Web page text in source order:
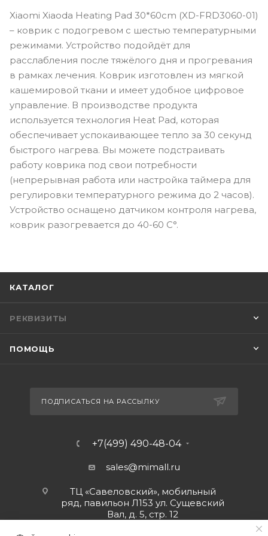
Xiaomi Xiaoda Heating Pad 30*60cm (XD-FRD3060-01)
– коврик с подогревом с шестью температурными
режимами. Устройство подойдёт для
расслабления после тяжёлого дня и прогревания
в рамках лечения. Коврик изготовлен из мягкой
кашемировой ткани и имеет удобное цифровое
управление. В производстве продукта
используется технология Heat Pad, которая
обеспечивает успокаивающее тепло за 30 секунд
быстрого нагрева. Вы можете подстраивать
работу коврика под свои потребности
(непрерывная работа или настройка таймера для
регулировки температурного режима до 2 часов).
Устройство оснащено датчиком контроля нагрева,
коврик разогревается до 40-60 С°.
КАТАЛОГ
РЕКВИЗИТЫ
ПОМОЩЬ
ПОДПИСАТЬСЯ НА РАССЫЛКУ
+7(499) 490-48-04
sales@mimall.ru
ТЦ «Савеловский», мобильный
ряд, павильон Л153 ул. Сущевский
Вал, д. 5, стр. 12